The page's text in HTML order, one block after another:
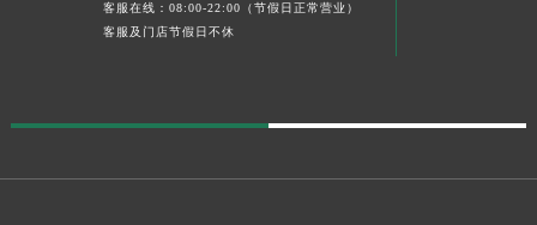
客服在线：08:00-22:00（节假日正常营业）
客服及门店节假日不休